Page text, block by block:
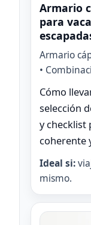
Armario
para
Armario
•
Cómo
selección
y checklist
coherente
Ideal si:
mismo.